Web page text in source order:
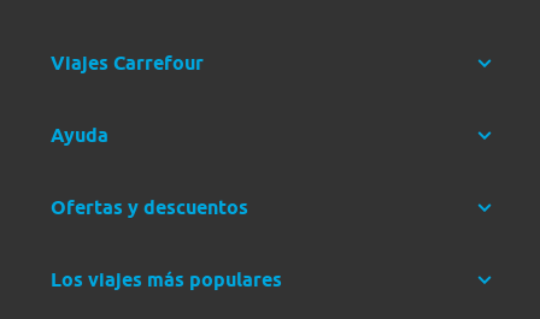
Viajes Carrefour
Ayuda
Ofertas y descuentos
Los viajes más populares